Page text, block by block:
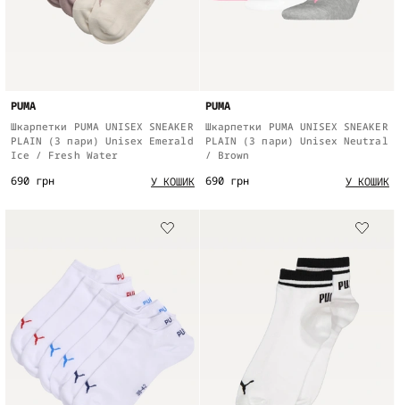
PUMA
Шкарпетки PUMA UNISEX SNEAKER
PLAIN (3 пари) Unisex Emerald
Ice / Fresh Water
690 грн У КОШИК
PUMA
Шкарпетки PUMA UNISEX SNEAKER
PLAIN (3 пари) Unisex Neutral
/ Brown
690 грн У КОШИК